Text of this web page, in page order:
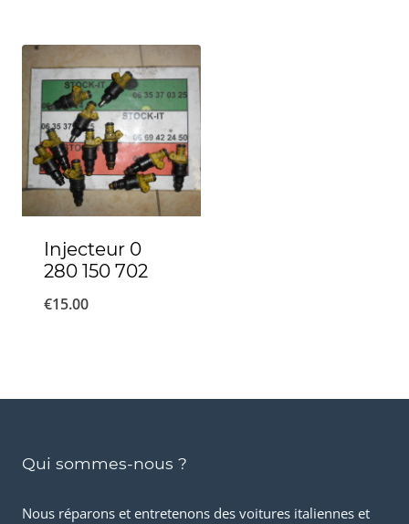
Injecteur 0
280 150 702
€15.00
Qui sommes-nous ?
Nous réparons et entretenons des voitures italiennes et